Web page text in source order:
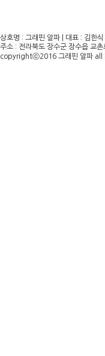
상호명 : 그래핀 알파 | 대표 : 김한
주소 : 전라북도 장수군 장수읍
copyrightⓒ2016 그래핀 알파 all